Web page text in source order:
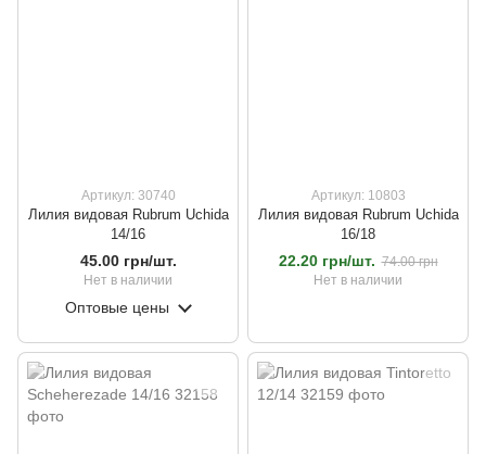
Артикул: 30740
Лилия видовая Rubrum Uchida
14/16
45.00 грн/шт.
Нет в наличии
Оптовые цены
Артикул: 10803
Лилия видовая Rubrum Uchida
16/18
22.20 грн/шт. 74.00 грн
Нет в наличии